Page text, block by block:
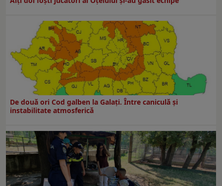
De două ori Cod galben la Galaţi. Între caniculă şi
instabilitate atmosferică